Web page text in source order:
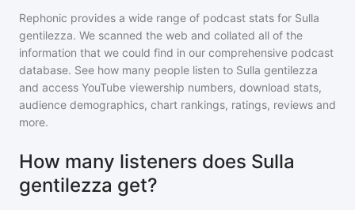
Rephonic provides a wide range of podcast stats for Sulla
gentilezza. We scanned the web and collated all of the
information that we could find in our comprehensive podcast
database. See how many people listen to Sulla gentilezza
and access YouTube viewership numbers, download stats,
audience demographics, chart rankings, ratings, reviews and
more.
How many listeners does Sulla
gentilezza get?